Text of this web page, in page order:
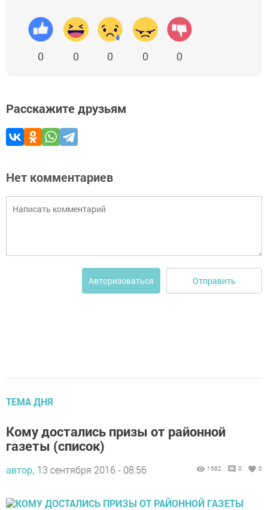
0 0 0 0 0
Расскажите друзьям
Нет комментариев
Авторизоваться Отправить
ТЕМА ДНЯ
Кому достались призы от районной
газеты (список)
автор, 13 сентября 2016 - 08:56 1582 0 0